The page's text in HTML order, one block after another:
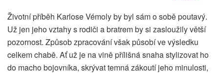
Životní příběh Karlose Vémoly by byl sám o sobě poutavý.
Už jen jeho vztahy s rodiči a bratrem by si zasloužily větší
pozornost. Způsob zpracování však působí ve výsledku
celkem chabě. Ať už je na vině přílišná snaha stylizovat ho
do macho bojovníka, skrývat temná zákoutí jeho minulosti,